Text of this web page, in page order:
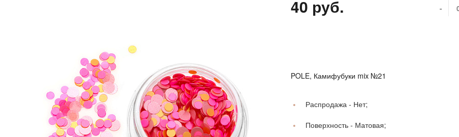
40 руб.
-
POLE, Камифубуки mix №21
Распродажа - Нет;
Поверхность - Матовая;